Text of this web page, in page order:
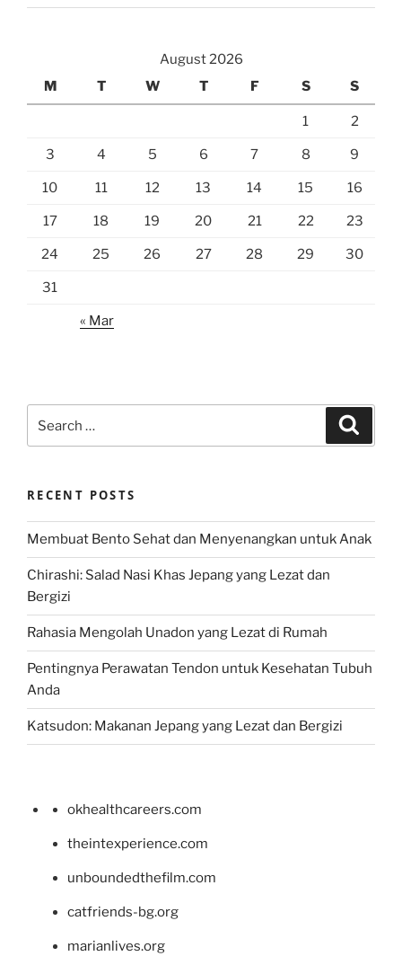
August 2026
M
T W T F S S
1 2
3 4 5 6 7 8 9
10 11 12 13 14 15 16
17 18 19 20 21 22 23
24 25 26 27 28 29 30
31
« Mar
for:
RECENT POSTS
Membuat Bento Sehat dan Menyenangkan untuk Anak
Chirashi: Salad Nasi Khas Jepang yang Lezat dan
Bergizi
Rahasia Mengolah Unadon yang Lezat di Rumah
Pentingnya Perawatan Tendon untuk Kesehatan Tubuh
Anda
Katsudon: Makanan Jepang yang Lezat dan Bergizi
okhealthcareers.com
theintexperience.com
unboundedthefilm.com
catfriends-bg.org
marianlives.org